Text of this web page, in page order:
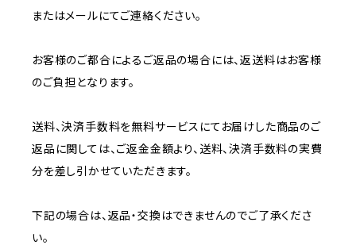
またはメールにてご連絡ください。
お客様のご都合によるご返品の場合には、返送料はお客様
のご負担となります。
送料、決済手数料を無料サービスにてお届けした商品のご
返品に関しては、ご返金金額より、送料、決済手数料の実費
分を差し引かせていただきます。
下記の場合は、返品・交換はできませんのでご了承くださ
い。